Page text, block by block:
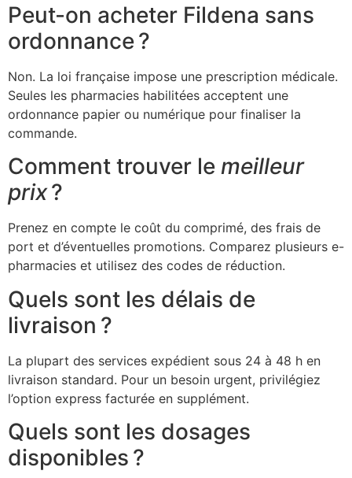
Peut-on acheter Fildena sans
ordonnance ?
Non. La loi française impose une prescription médicale.
Seules les pharmacies habilitées acceptent une
ordonnance papier ou numérique pour finaliser la
commande.
Comment trouver le meilleur
prix?
Prenez en compte le coût du comprimé, des frais de
port et d’éventuelles promotions. Comparez plusieurs e-
pharmacies et utilisez des codes de réduction.
Quels sont les délais de
livraison ?
La plupart des services expédient sous 24 à 48 h en
livraison standard. Pour un besoin urgent, privilégiez
l’option express facturée en supplément.
Quels sont les dosages
disponibles ?